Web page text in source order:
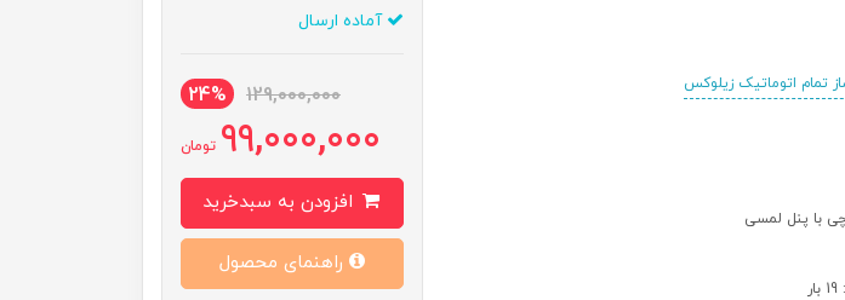
تمام اتوماتیک زیلوکس
آماده ارسال
129,000,000
24%
99,000,000 تومان
راهنمای محصول